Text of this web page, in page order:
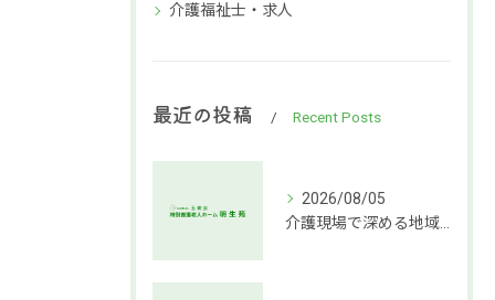
介護福祉士・求人
最近の投稿 Recent Posts
2026/08/05